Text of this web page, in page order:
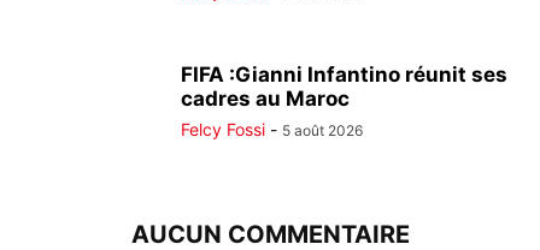
FIFA :Gianni Infantino réunit ses
cadres au Maroc
Felcy Fossi - 5 août 2026
AUCUN COMMENTAIRE